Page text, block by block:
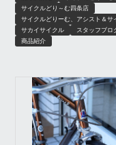
サイクルどり～む四条店
サイクルどりーむ、アシスト＆サ
サカイサイクル
スタッフブロ
商品紹介